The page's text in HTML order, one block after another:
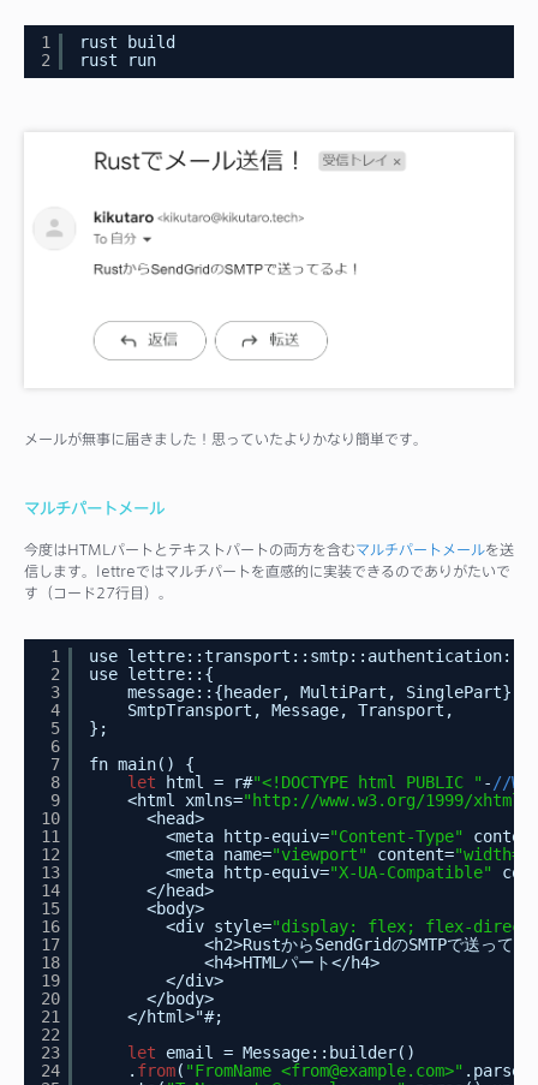
1
2
rust build
rust run
メールが無事に届きました！思っていたよりかなり簡単です。
マルチパートメール
今度はHTMLパートとテキストパートの両方を含むマルチパートメールを送
信します。lettreではマルチパートを直感的に実装できるのでありがたいで
す（コード27行目）。
1
2
3
4
5
6
7
8
9
10
11
12
13
14
15
16
17
18
19
20
21
22
23
24
use
use lettre::{
message::{header, MultiPart, SinglePart},
SmtpTransport, Message, Transport,
};
fn main() {
let
html = r#"<!DOCTYPE html PUBLIC " - //
<html xmlns=" http://www.w3.org/1999/xhtml
<head>
<meta http-equiv="Content-Type"
<meta name="viewport" content=
<meta http-equiv="X-UA-Compatible"
</head>
<body>
<div style="display: flex; flex-
<h2>RustからSendGridのSMTPで送って
<h4>HTMLパート</h4>
</div>
</body>
</html>"#;
let
email = Message::builder()
. from( "FromName <from@example.com>"